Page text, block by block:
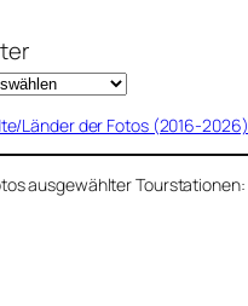
Länder der Fotos (2016-2026)
ausgewählter Tourstationen: